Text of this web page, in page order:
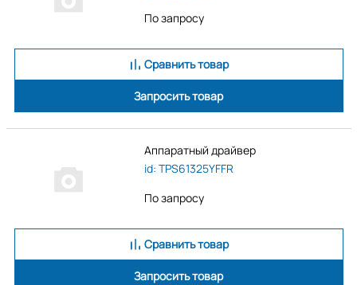
По запросу
Сравнить товар
Запросить товар
Аппаратный драйвер
id: TPS61325YFFR
По запросу
Сравнить товар
Запросить товар